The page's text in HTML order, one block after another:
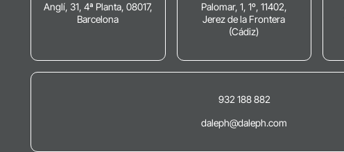
Anglí, 31, 4ª Planta, 08017,
Barcelona
Palomar, 1, 1º, 11402,
Jerez de la Frontera
(Cádiz)
932 188 882
daleph@daleph.com